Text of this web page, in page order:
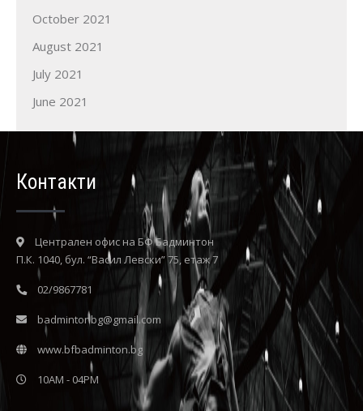
October 2021
August 2021
July 2021
June 2021
Контакти
Централен офис на БФ Бадминтон
П.К. 1040, бул. “Васил Левски” 75, етаж 7
02/9867781
badmintonbg@gmail.com
www.bfbadminton.bg
10AM - 04PM